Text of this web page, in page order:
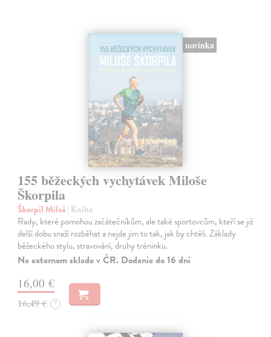
novinka
155 běžeckých vychytávek Miloše
Škorpila
Škorpil Miloš| Kniha
Rady, které pomohou začátečníkům, ale také sportovcům, kteří se již
delší dobu snaží rozběhat a nejde jim to tak, jak by chtěli. Základy
běžeckého stylu, stravování, druhy tréninku.
Na externom sklade v ČR. Dodanie do 16 dní
16,00 €
16,49 € ?